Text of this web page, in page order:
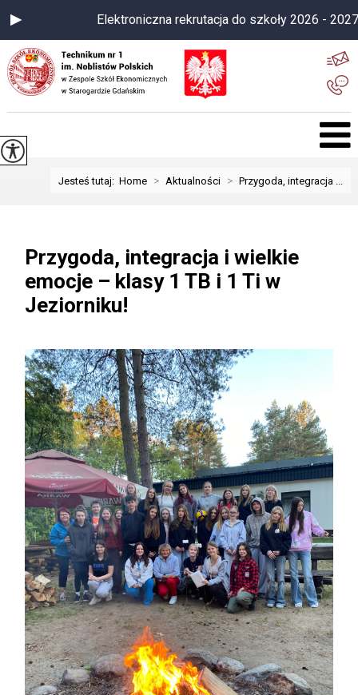
Elektroniczna rekrutacja do szkoły 2026 - 2027
Jesteś tutaj:Home > Aktualności > Przygoda, integracja ...
Przygoda, integracja i wielkie
emocje – klasy 1 TB i 1 Ti w
Jeziorniku!